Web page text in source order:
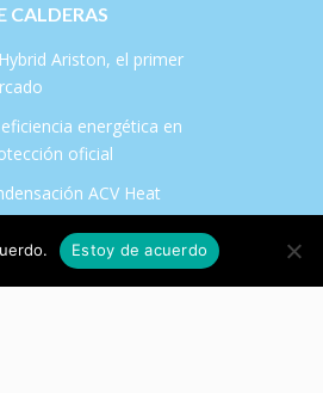
Estoy de acuerdo
CALDERAS
Ariston, el primer
energética en
oficial
ACV Heat
Salas de Calderas en la
Madrid 2017